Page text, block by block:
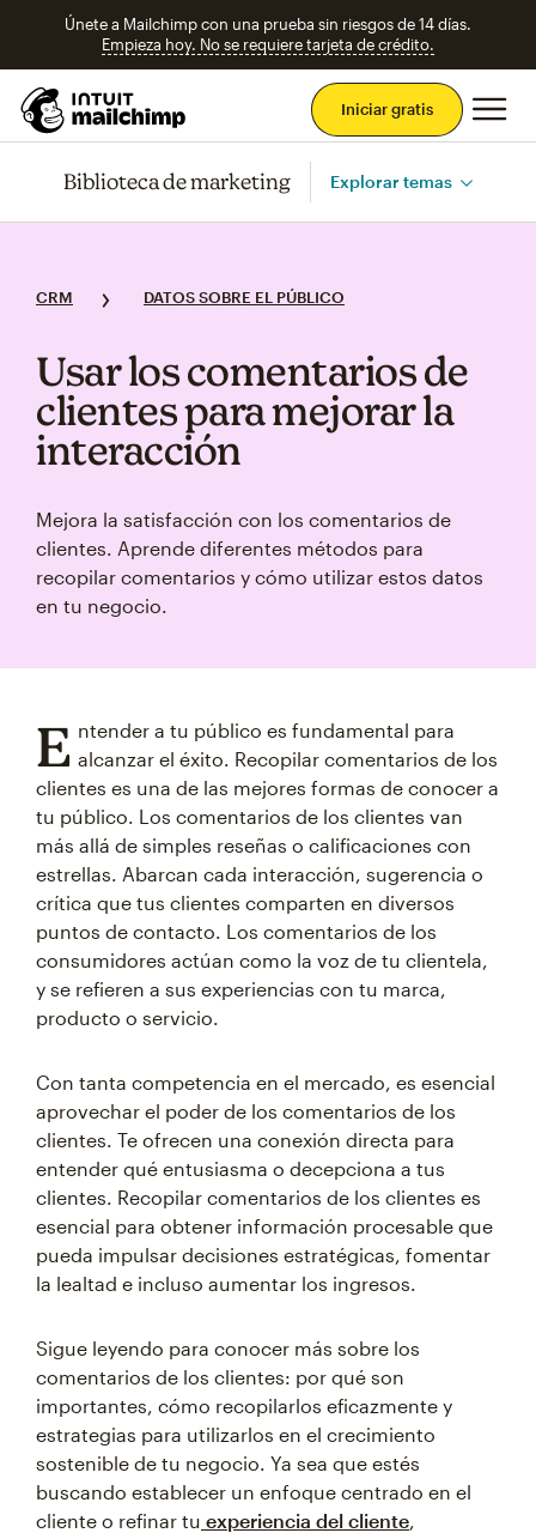
Únete a Mailchimp con una prueba sin riesgos de 14 días.
Empieza hoy. No se requiere tarjeta de crédito.
Iniciar gratis
Biblioteca de marketing Explorar temas
CRM DATOS SOBRE EL PÚBLICO
Usar los comentarios de
clientes para mejorar la
interacción
Mejora la satisfacción con los comentarios de
clientes. Aprende diferentes métodos para
recopilar comentarios y cómo utilizar estos datos
en tu negocio.
E ntender a tu público es fundamental para
alcanzar el éxito. Recopilar comentarios de los
clientes es una de las mejores formas de conocer a
tu público. Los comentarios de los clientes van
más allá de simples reseñas o calificaciones con
estrellas. Abarcan cada interacción, sugerencia o
crítica que tus clientes comparten en diversos
puntos de contacto. Los comentarios de los
consumidores actúan como la voz de tu clientela,
y se refieren a sus experiencias con tu marca,
producto o servicio.
Con tanta competencia en el mercado, es esencial
aprovechar el poder de los comentarios de los
clientes. Te ofrecen una conexión directa para
entender qué entusiasma o decepciona a tus
clientes. Recopilar comentarios de los clientes es
esencial para obtener información procesable que
pueda impulsar decisiones estratégicas, fomentar
la lealtad e incluso aumentar los ingresos.
Sigue leyendo para conocer más sobre los
comentarios de los clientes: por qué son
importantes, cómo recopilarlos eficazmente y
estrategias para utilizarlos en el crecimiento
sostenible de tu negocio. Ya sea que estés
buscando establecer un enfoque centrado en el
cliente o refinar tu experiencia del cliente,